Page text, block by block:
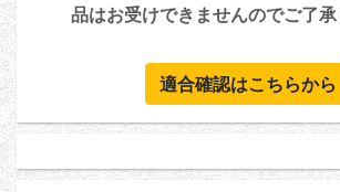
品はお受けできませんのでご了承
適合確認はこちらから